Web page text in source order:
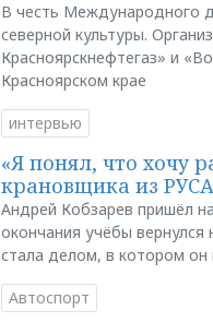
В честь Международного
северной культуры.
Красноярскнефтегаз» и
Красноярском крае
интервью
«Я понял, что хочу
крановщика из
Андрей Кобзарев пришёл
окончания учёбы
стала делом, в котором он
Автоспорт